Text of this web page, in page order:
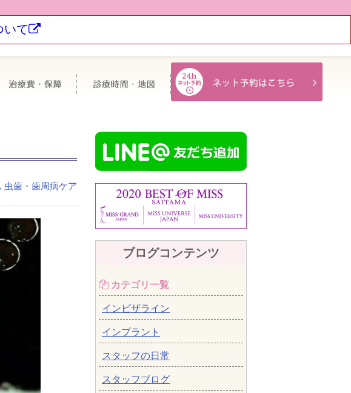
いて
療メニュー 治療費・保証 診療時間・地図
虫歯・歯周病ケア
ブログコンテンツ
カテゴリ一覧
インビザライン
インプラント
スタッフの日常
スタッフブログ